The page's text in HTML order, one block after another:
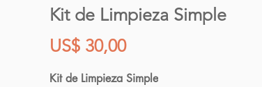
Kit de Limpieza Simple
US$ 30,00Precio
Kit de Limpieza Simple